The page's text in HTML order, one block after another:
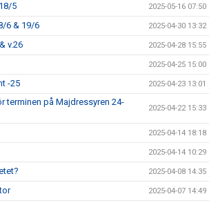
5 2025-05-16 07:50
6 & 19/6 2025-04-30 13:32
v.26 2025-04-28 15:55
2025-04-25 15:00
-25 2025-04-23 13:01
terminen på Majdressyren 24-
2025-04-22 15:33
2025-04-14 18:18
2025-04-14 10:29
2025-04-08 14:35
2025-04-07 14:49